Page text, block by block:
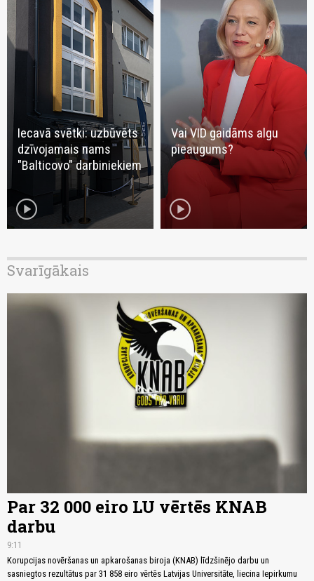
Iecavā svētki: uzbūvēts
dzīvojamais nams
"Balticovo" darbiniekiem
play_circle
Vai VID gaidāms algu
pieaugums?
play_circle
Svarīgākais
Par 32 000 eiro LU vērtēs KNAB
darbu
9:11
Korupcijas novēršanas un apkarošanas biroja (KNAB) līdzšinējo darbu un
sasniegtos rezultātus par 31 858 eiro vērtēs Latvijas Universitāte, liecina Iepirkumu